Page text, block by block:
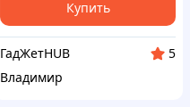
Купить
ГадЖетHUB
5
Владимир